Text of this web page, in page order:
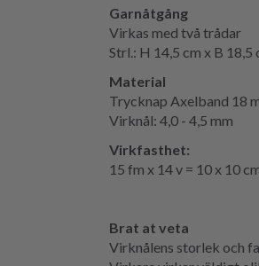
Garnåtgång
Virkas med två trådar
Strl.: H 14,5 cm x B 18,5
Material
Trycknap Axelband 18
Virknål: 4,0 - 4,5 mm
Virkfasthet:
15 fm x 14 v = 10 x 10
Brat at veta
Virknålens storlek och